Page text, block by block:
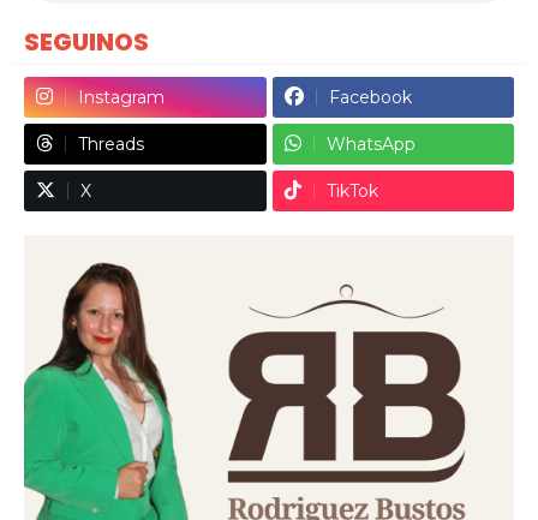
SEGUINOS
Instagram Facebook
Threads WhatsApp
X TikTok